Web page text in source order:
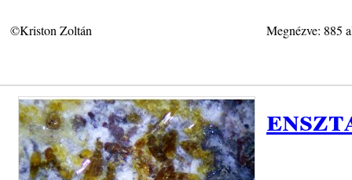
©Kriston Zoltán Megnézve: 885